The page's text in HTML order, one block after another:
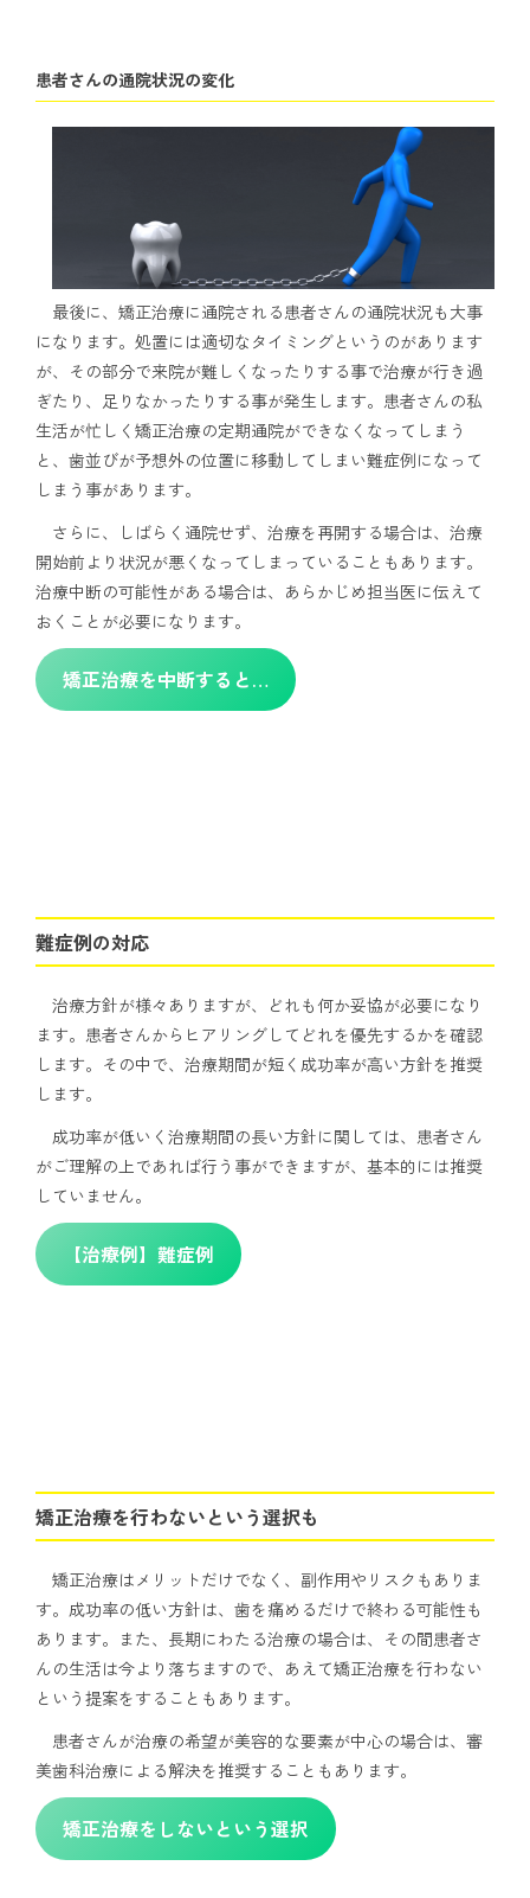
患者さんの通院状況の変化
最後に、矯正治療に通院される患者さんの通院状況も大事
になります。処置には適切なタイミングというのがあります
が、その部分で来院が難しくなったりする事で治療が行き過
ぎたり、足りなかったりする事が発生します。患者さんの私
生活が忙しく矯正治療の定期通院ができなくなってしまう
と、歯並びが予想外の位置に移動してしまい難症例になって
しまう事があります。
さらに、しばらく通院せず、治療を再開する場合は、治療
開始前より状況が悪くなってしまっていることもあります。
治療中断の可能性がある場合は、あらかじめ担当医に伝えて
おくことが必要になります。
矯正治療を中断すると…
難症例の対応
治療方針が様々ありますが、どれも何か妥協が必要になり
ます。患者さんからヒアリングしてどれを優先するかを確認
します。その中で、治療期間が短く成功率が高い方針を推奨
します。
成功率が低いく治療期間の長い方針に関しては、患者さん
がご理解の上であれば行う事ができますが、基本的には推奨
していません。
【治療例】難症例
矯正治療を行わないという選択も
矯正治療はメリットだけでなく、副作用やリスクもありま
す。成功率の低い方針は、歯を痛めるだけで終わる可能性も
あります。また、長期にわたる治療の場合は、その間患者さ
んの生活は今より落ちますので、あえて矯正治療を行わない
という提案をすることもあります。
患者さんが治療の希望が美容的な要素が中心の場合は、審
美歯科治療による解決を推奨することもあります。
矯正治療をしないという選択